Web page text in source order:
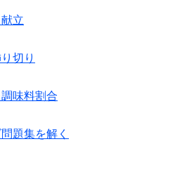
立
切り
味料割合
題集を解く